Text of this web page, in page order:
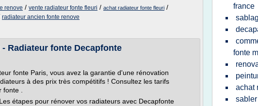
renove / vente radiateur fonte fleuri / achat radiateur fonte fleuri /
radiateur ancien fonte renove
Radiateur fonte Decapfonte
fonte Paris, vous avez la garantie d'une rénovation
à des prix très compétitifs ! Consultez les tarifs
.
étapes pour rénover vos radiateurs avec Decapfonte
france
fonte
achat